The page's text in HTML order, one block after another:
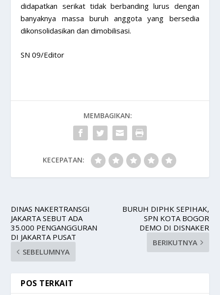
didapatkan serikat tidak berbanding lurus dengan
banyaknya massa buruh anggota yang bersedia
dikonsolidasikan dan dimobilisasi.
SN 09/Editor
MEMBAGIKAN:
KECEPATAN:
DINAS NAKERTRANSGI
JAKARTA SEBUT ADA
35.000 PENGANGGURAN
DI JAKARTA PUSAT
SEBELUMNYA
BURUH DIPHK SEPIHAK,
SPN KOTA BOGOR
DEMO DI DISNAKER
BERIKUTNYA
POS TERKAIT